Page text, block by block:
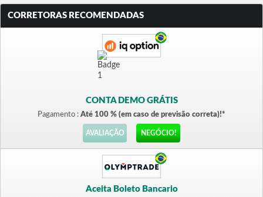
CORRETORAS RECOMENDADAS
CONTA DEMO GRÁTIS
Pagamento : Até 100 % (em caso de previsão correta)!*
AVALIAÇÃO NEGÓCIO!
Aceita Boleto Bancario